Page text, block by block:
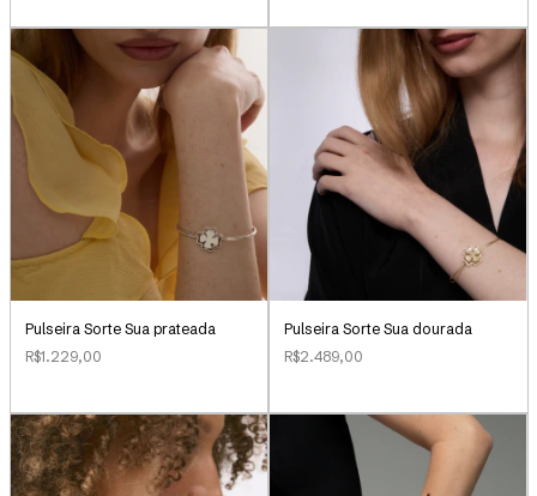
Pulseira Sorte Sua prateada
R$1.229,00
Pulseira Sorte Sua dourada
R$2.489,00